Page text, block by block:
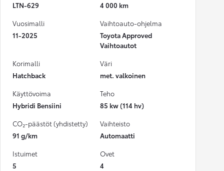
LTN-629
4 000 km
Vuosimalli
11-2025
Vaihtoauto-ohjelma
Toyota Approved
Vaihtoautot
Korimalli
Hatchback
Väri
met. valkoinen
Käyttövoima
Hybridi Bensiini
Teho
85 kw (114 hv)
CO₂-päästöt (yhdistetty)
91 g/km
Vaihteisto
Automaatti
Istuimet
5
Ovet
4